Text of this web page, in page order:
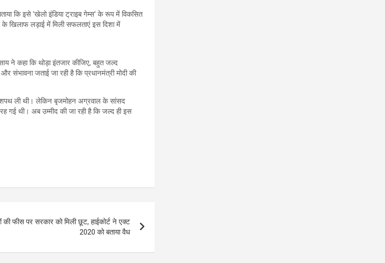
कि इसे 'खेलो इंडिया ट्राइब गेम्स' के रूप में विकसित
खिलाफ लड़ाई में मिली सफलताएं इस दिशा में
ने कहा कि थोड़ा इंतजार कीजिए, बहुत जल्द
संभावना जताई जा रही है कि प्रधानमंत्री मोदी की
ली थी। लेकिन बृजमोहन अग्रवाल के सांसद
गई थी। अब उम्मीद की जा रही है कि जल्द ही इस
की फीस पर सरकार को मिली छूट, हाईकोर्ट ने एक्ट
2020 को बताया वैध